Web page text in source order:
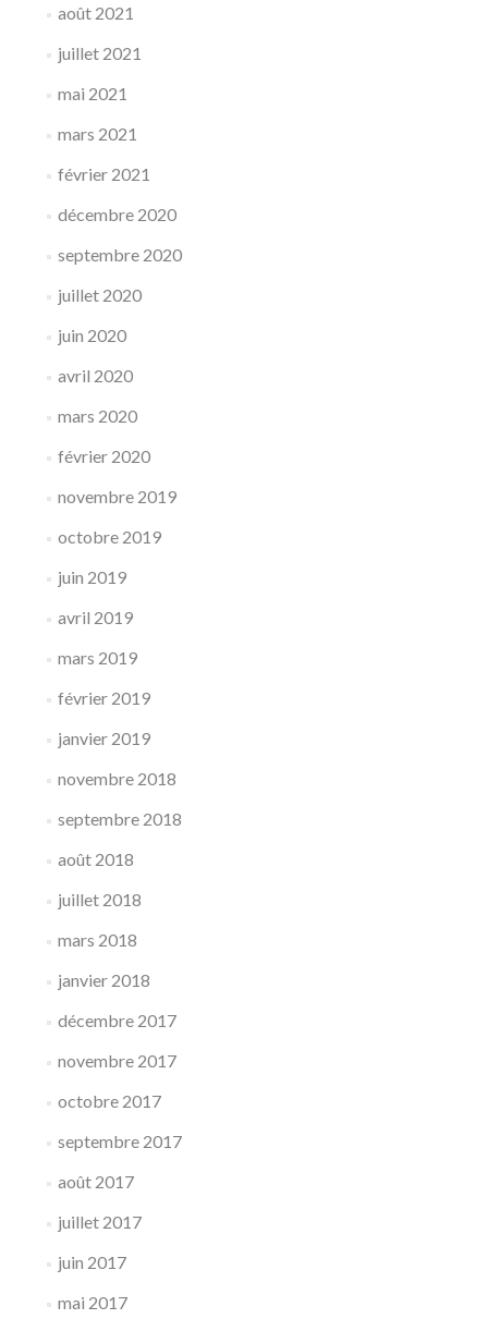
août 2021
juillet 2021
mai 2021
mars 2021
février 2021
décembre 2020
septembre 2020
juillet 2020
juin 2020
avril 2020
mars 2020
février 2020
novembre 2019
octobre 2019
juin 2019
avril 2019
mars 2019
février 2019
janvier 2019
novembre 2018
septembre 2018
août 2018
juillet 2018
mars 2018
janvier 2018
décembre 2017
novembre 2017
octobre 2017
septembre 2017
août 2017
juillet 2017
juin 2017
mai 2017